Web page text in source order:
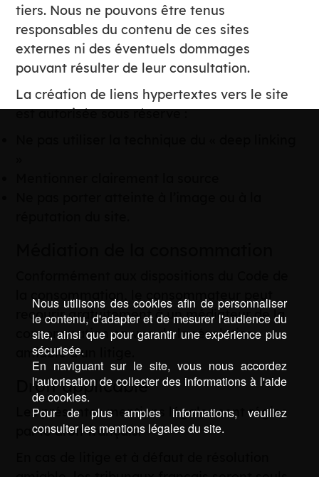
tiers. Nous ne pouvons être tenus
responsables du contenu de ces sites
externes ni des éventuels dommages
pouvant résulter de leur consultation.
La création de liens hypertextes vers le site
est autorisée sous réserve :
la consommation, le consommateur peut
recourir gratuitement à un médiateur de la
consommation en vue de la résolution
amiable d’un litige.
Droit applicable
Les présentes mentions légales sont régies
par le droit français.
Nous utilisons des cookies afin de personnaliser
le contenu, d'adapter et de mesurer l'audience du
site, ainsi que pour garantir une expérience plus
sécurisée.
En naviguant sur le site, vous nous accordez
l'autorisation de collecter des informations à l'aide
de cookies.
Pour de plus amples informations, veuillez
consulter les mentions légales du site.